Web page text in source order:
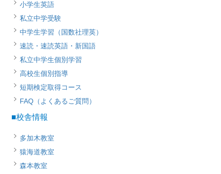
小学生英語
私立中学受験
中学生学習（国数社理英）
速読・速読英語・新国語
私立中学生個別学習
高校生個別指導
短期検定取得コース
FAQ（よくあるご質問）
■校舎情報
多加木教室
猿海道教室
森本教室